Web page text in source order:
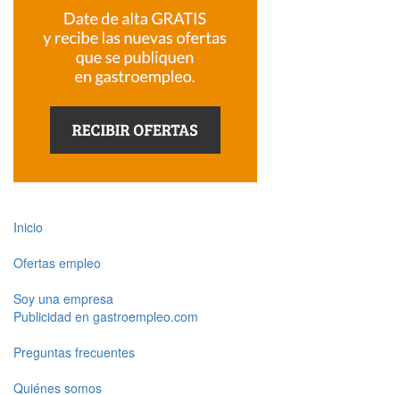
Inicio
Ofertas empleo
Soy una empresa
Publicidad en gastroempleo.com
Preguntas frecuentes
Quiénes somos